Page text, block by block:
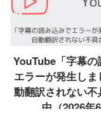
YouTube「字幕
エラーが発生しま
動翻訳されない不
中（2026年6